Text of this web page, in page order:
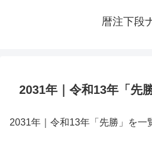
暦注下段
2031年｜令和13年「先
2031年｜令和13年「先勝」を一